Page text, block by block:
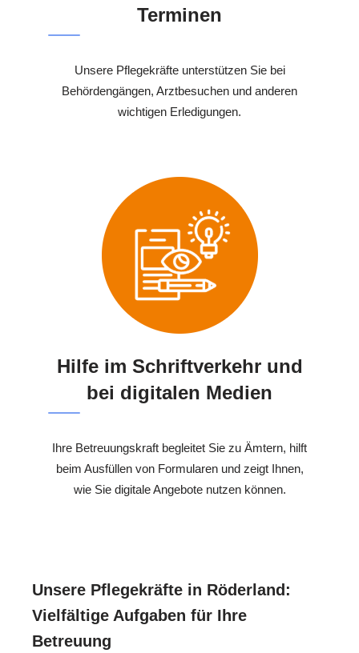
Terminen
Unsere Pflegekräfte unterstützen Sie bei
Behördengängen, Arztbesuchen und anderen
wichtigen Erledigungen.
Hilfe im Schriftverkehr und
bei digitalen Medien
Ihre Betreuungskraft begleitet Sie zu Ämtern, hilft
beim Ausfüllen von Formularen und zeigt Ihnen,
wie Sie digitale Angebote nutzen können.
Unsere Pflegekräfte in Röderland:
Vielfältige Aufgaben für Ihre
Betreuung